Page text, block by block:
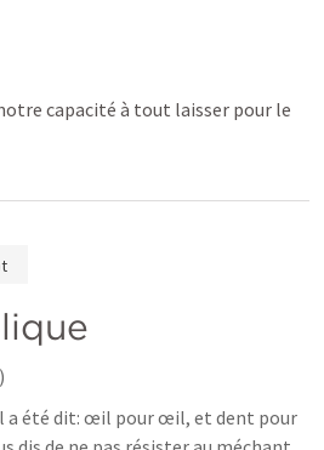
capacité à tout laisser pour le
a été dit: œil pour œil, et dent pour